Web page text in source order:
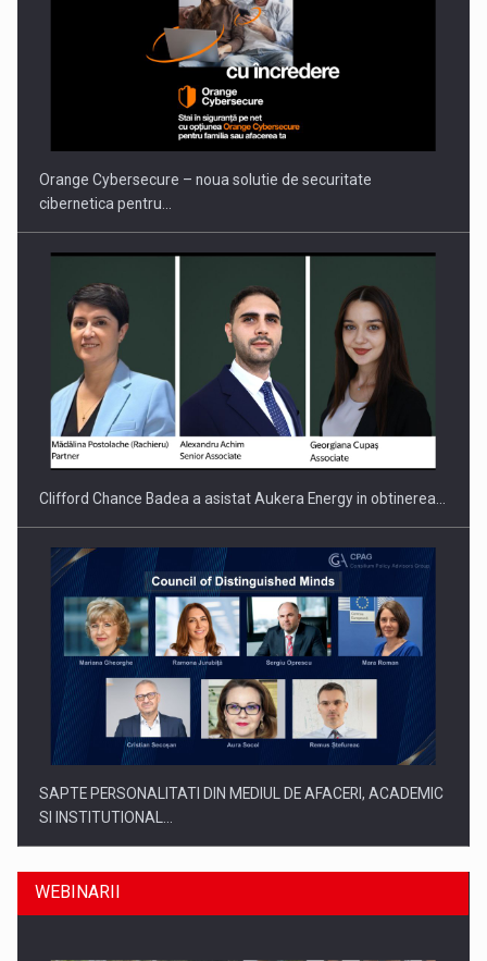
Orange Cybersecure – noua solutie de securitate
cibernetica pentru…
Clifford Chance Badea a asistat Aukera Energy in obtinerea…
SAPTE PERSONALITATI DIN MEDIUL DE AFACERI, ACADEMIC
SI INSTITUTIONAL…
WEBINARII